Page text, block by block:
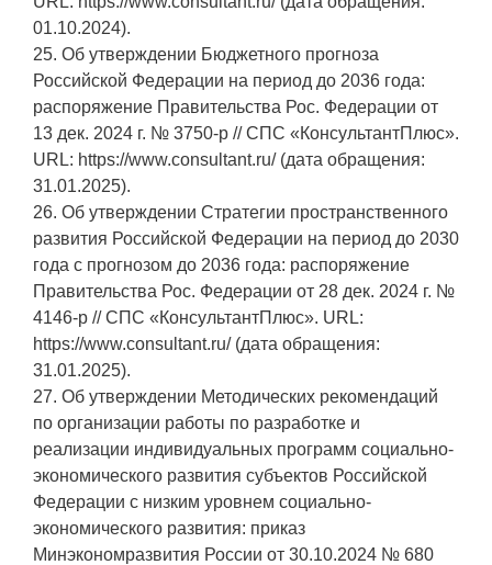
01.10.2024).
25. Об утверждении Бюджетного прогноза
Российской Федерации на период до 2036 года:
распоряжение Правительства Рос. Федерации от
13 дек. 2024 г. № 3750-р // СПС «КонсультантПлюс».
URL: https://www.consultant.ru/ (дата обращения:
31.01.2025).
26. Об утверждении Стратегии пространственного
развития Российской Федерации на период до 2030
года с прогнозом до 2036 года: распоряжение
Правительства Рос. Федерации от 28 дек. 2024 г. №
4146-р // СПС «КонсультантПлюс». URL:
https://www.consultant.ru/ (дата обращения:
31.01.2025).
27. Об утверждении Методических рекомендаций
по организации работы по разработке и
реализации индивидуальных программ социально-
экономического развития субъектов Российской
Федерации с низким уровнем социально-
экономического развития: приказ
Минэкономразвития России от 30.10.2024 № 680